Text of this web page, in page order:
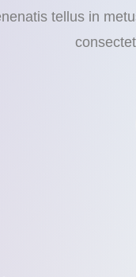
tellus in